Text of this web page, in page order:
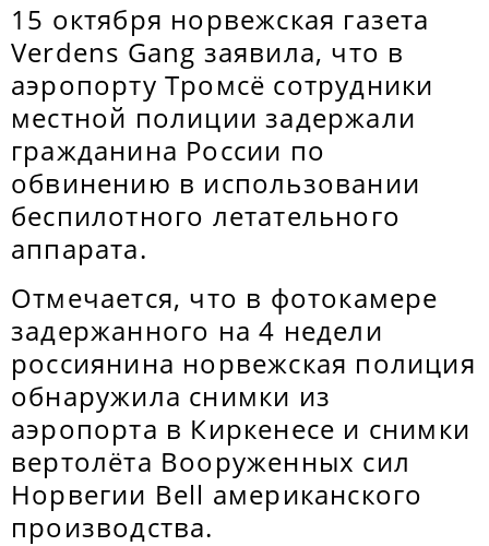
15 октября норвежская газета
Verdens Gang заявила, что в
аэропорту Тромсё сотрудники
местной полиции задержали
гражданина России по
обвинению в использовании
беспилотного летательного
аппарата.
Отмечается, что в фотокамере
задержанного на 4 недели
россиянина норвежская полиция
обнаружила снимки из
аэропорта в Киркенесе и снимки
вертолёта Вооруженных сил
Норвегии Bell американского
производства.